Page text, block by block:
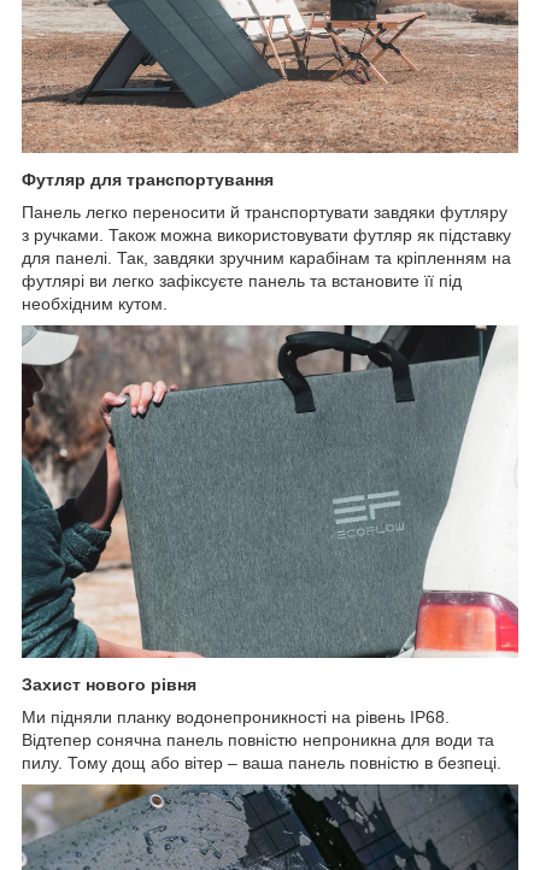
Футляр для транспортування
Панель легко переносити й транспортувати завдяки футляру
з ручками. Також можна використовувати футляр як підставку
для панелі. Так, завдяки зручним карабінам та кріпленням на
футлярі ви легко зафіксуєте панель та встановите її під
необхідним кутом.
Захист нового рівня
Ми підняли планку водонепроникності на рівень IP68.
Відтепер сонячна панель повністю непроникна для води та
пилу. Тому дощ або вітер – ваша панель повністю в безпеці.